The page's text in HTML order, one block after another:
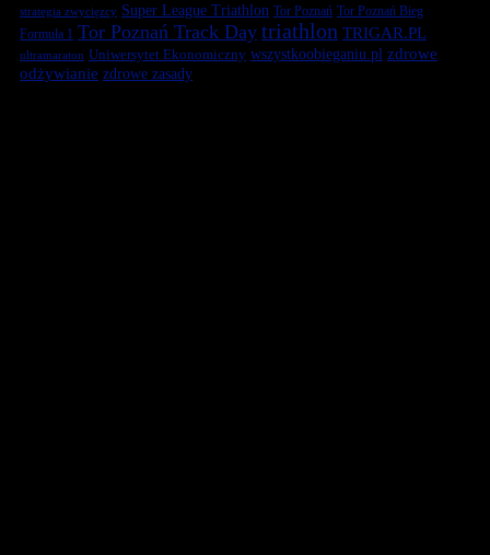
strategia zwycięzcy Super League Triathlon Tor Poznań Tor Poznań Bieg
Formuła 1 Tor Poznań Track Day triathlon TRIGAR.PL
ultramaraton Uniwersytet Ekonomiczny wszystkoobieganiu.pl zdrowe
odżywianie zdrowe zasady